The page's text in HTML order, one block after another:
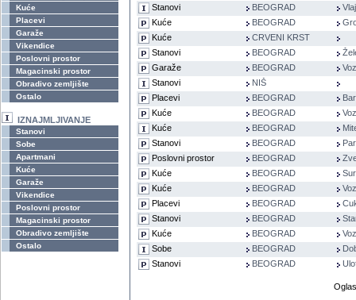
Kuće
Placevi
Garaže
Vikendice
Poslovni prostor
Magacinski prostor
Obradivo zemljište
Ostalo
IZNAJMLJIVANJE
Stanovi
Sobe
Apartmani
Kuće
Garaže
Vikendice
Poslovni prostor
Magacinski prostor
Obradivo zemljište
Ostalo
Stanovi
BEOGRAD
Kuće
BEOGRAD
Kuće
CRVENI KRST
Stanovi
BEOGRAD
Garaže
BEOGRAD
Stanovi
NIŠ
Placevi
BEOGRAD
Kuće
BEOGRAD
Kuće
BEOGRAD
Stanovi
BEOGRAD
Poslovni prostor
BEOGRAD
Kuće
BEOGRAD
Kuće
BEOGRAD
Placevi
BEOGRAD
Stanovi
BEOGRAD
Kuće
BEOGRAD
Sobe
BEOGRAD
Stanovi
BEOGRAD